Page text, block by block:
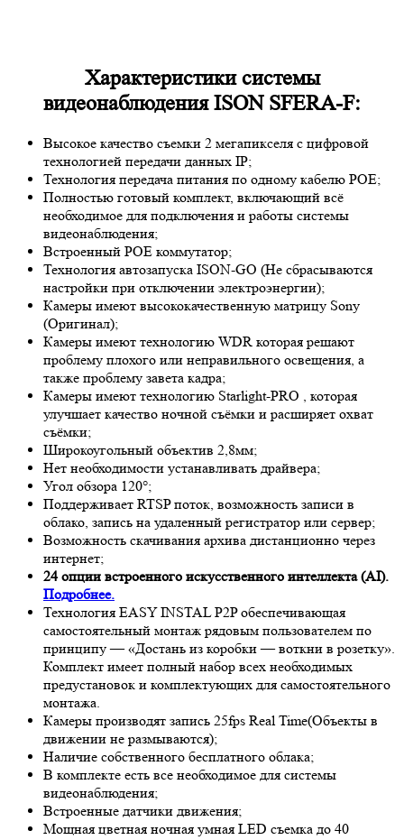
Характеристики системы
видеонаблюдения ISON SFERA-F:
Высокое качество съемки 2 мегапикселя с цифровой
технологией передачи данных IP;
Технология передача питания по одному кабелю POE;
Полностью готовый комплект, включающий всё
необходимое для подключения и работы системы
видеонаблюдения;
Встроенный POE коммутатор;
Технология автозапуска ISON-GO (Не сбрасываются
настройки при отключении электроэнергии);
Камеры имеют высококачественную матрицу Sony
(Оригинал);
Камеры имеют технологию WDR которая решают
проблему плохого или неправильного освещения, а
также проблему завета кадра;
Камеры имеют технологию Starlight-PRO , которая
улучшает качество ночной съёмки и расширяет охват
съёмки;
Широкоугольный объектив 2,8мм;
Нет необходимости устанавливать драйвера;
Угол обзора 120°;
Поддерживает RTSP поток, возможность записи в
облако, запись на удаленный регистратор или сервер;
Возможность скачивания архива дистанционно через
интернет;
24 опции встроенного искусственного интеллекта (AI).
Подробнее.
Технология EASY INSTAL P2P обеспечивающая
самостоятельный монтаж рядовым пользователем по
принципу — «Достань из коробки — воткни в розетку».
Комплект имеет полный набор всех необходимых
предустановок и комплектующих для самостоятельного
монтажа.
Камеры производят запись 25fps Real Time(Объекты в
движении не размываются);
Наличие собственного бесплатного облака;
В комплекте есть все необходимое для системы
видеонаблюдения;
Встроенные датчики движения;
Мощная цветная ночная умная LED съемка до 40